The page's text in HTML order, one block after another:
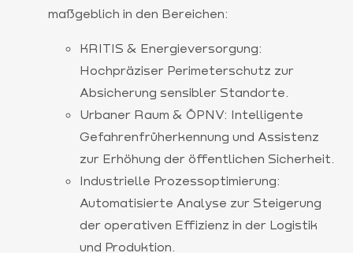
maßgeblich in den Bereichen:
KRITIS & Energieversorgung:
Hochpräziser Perimeterschutz zur
Absicherung sensibler Standorte.
Urbaner Raum & ÖPNV: Intelligente
Gefahrenfrüherkennung und Assistenz
zur Erhöhung der öffentlichen Sicherheit.
Industrielle Prozessoptimierung:
Automatisierte Analyse zur Steigerung
der operativen Effizienz in der Logistik
und Produktion.